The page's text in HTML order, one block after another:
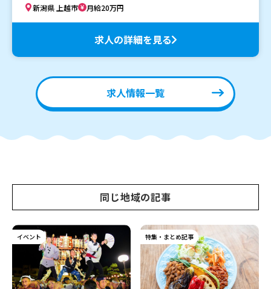
新潟県 上越市 月給20万円
求人の詳細を見る
求人情報一覧
同じ地域の記事
イベント 特集・まとめ記事